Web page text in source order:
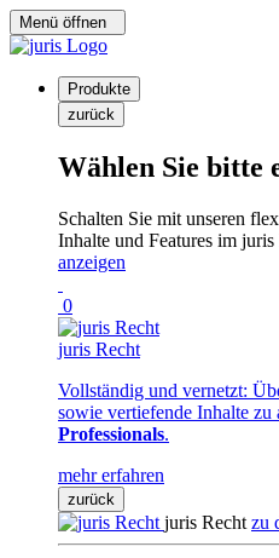
Menü öffnen
Produkte
zurück
Wählen Sie bitte
Schalten Sie mit unseren
Inhalte und Features im
anzeigen
0
juris Recht
Vollständig und vernetzt:
sowie vertiefende Inhalte zu
Professionals.
mehr erfahren
zurück
juris Recht zu